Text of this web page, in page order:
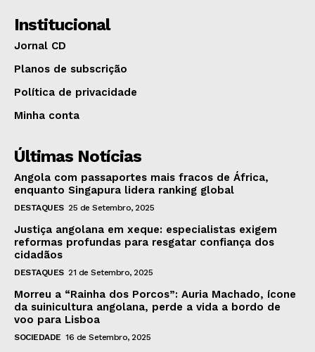
Institucional
Jornal CD
Planos de subscrição
Política de privacidade
Minha conta
Últimas Notícias
Angola com passaportes mais fracos de África,
enquanto Singapura lidera ranking global
DESTAQUES 25 de Setembro, 2025
Justiça angolana em xeque: especialistas exigem
reformas profundas para resgatar confiança dos
cidadãos
DESTAQUES 21 de Setembro, 2025
Morreu a “Rainha dos Porcos”: Auria Machado, ícone
da suinicultura angolana, perde a vida a bordo de
voo para Lisboa
SOCIEDADE 16 de Setembro, 2025